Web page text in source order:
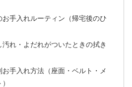
手入れルーティン（帰宅後のひ
れ・よだれがついたときの拭き
手入れ方法（座面・ベルト・メ